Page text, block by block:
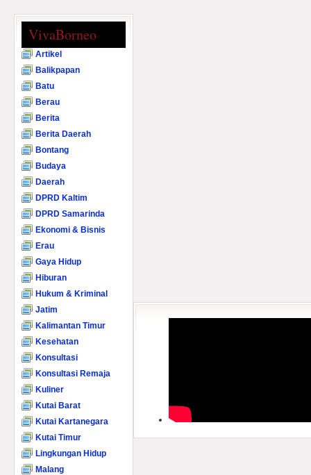
VivaBorneo
Artikel
Balikpapan
Batu
Berau
Berita
Berita Daerah
Bontang
Budaya
Daerah
DPRD Kaltim
DPRD Samarinda
Ekonomi & Bisnis
Erau
Gaya Hidup
Hiburan
Hukum & Kriminal
Jatim
Kalimantan Timur
Kesehatan
Konsultasi
Konsultasi Remaja
Kuliner
Kutai Barat
Kutai Kartanegara
Kutai Timur
Lingkungan Hidup
Malang